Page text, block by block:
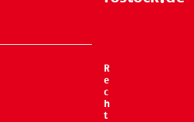
R
e
c
h
t